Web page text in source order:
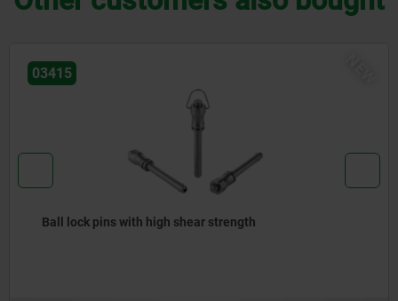
NEW
Ball lock pins with stainless steel mushroom